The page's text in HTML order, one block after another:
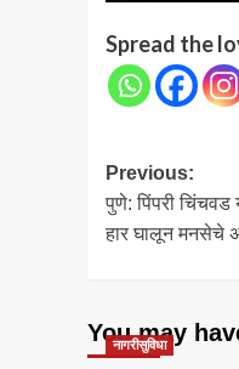
Spread the
Post
Previous:
पुणे: पिंपरी चिंचवड
हार घालून मनसेचे
You may
नागरीसुविधा